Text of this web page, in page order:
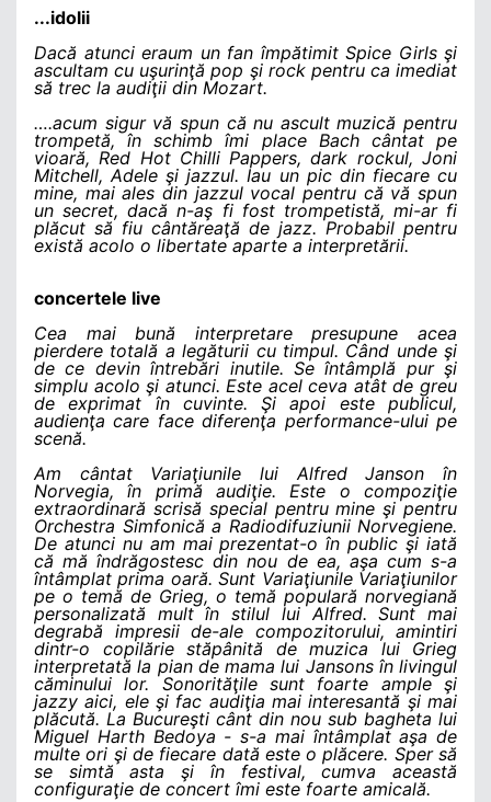
...idolii
Dacă atunci eraum un fan împătimit Spice Girls şi
ascultam cu uşurinţă pop şi rock pentru ca imediat
să trec la audiţii din Mozart.
….acum sigur vă spun că nu ascult muzică pentru
trompetă, în schimb îmi place Bach cântat pe
vioară, Red Hot Chilli Pappers, dark rockul, Joni
Mitchell, Adele şi jazzul. Iau un pic din fiecare cu
mine, mai ales din jazzul vocal pentru că vă spun
un secret, dacă n-aş fi fost trompetistă, mi-ar fi
plăcut să fiu cântăreaţă de jazz. Probabil pentru
există acolo o libertate aparte a interpretării.
concertele live
Cea mai bună interpretare presupune acea
pierdere totală a legăturii cu timpul. Când unde şi
de ce devin întrebări inutile. Se întâmplă pur şi
simplu acolo şi atunci. Este acel ceva atât de greu
de exprimat în cuvinte. Şi apoi este publicul,
audienţa care face diferenţa performance-ului pe
scenă.
Am cântat Variaţiunile lui Alfred Janson în
Norvegia, în primă audiţie. Este o compoziţie
extraordinară scrisă special pentru mine şi pentru
Orchestra Simfonică a Radiodifuziunii Norvegiene.
De atunci nu am mai prezentat-o în public şi iată
că mă îndrăgostesc din nou de ea, aşa cum s-a
întâmplat prima oară. Sunt Variaţiunile Variaţiunilor
pe o temă de Grieg, o temă populară norvegiană
personalizată mult în stilul lui Alfred. Sunt mai
degrabă impresii de-ale compozitorului, amintiri
dintr-o copilărie stăpânită de muzica lui Grieg
interpretată la pian de mama lui Jansons în livingul
căminului lor. Sonorităţile sunt foarte ample şi
jazzy aici, ele şi fac audiţia mai interesantă şi mai
plăcută. La Bucureşti cânt din nou sub bagheta lui
Miguel Harth Bedoya - s-a mai întâmplat aşa de
multe ori şi de fiecare dată este o plăcere. Sper să
se simtă asta şi în festival, cumva această
configuraţie de concert îmi este foarte amicală.